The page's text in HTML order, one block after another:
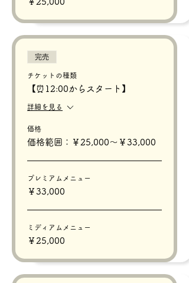
完売
チケットの種類
【⏰12:00からスタート】
詳細を見る
価格
価格範囲：￥25,000〜￥33,000
プレミアムメニュー
￥33,000
ミディアムメニュー
￥25,000